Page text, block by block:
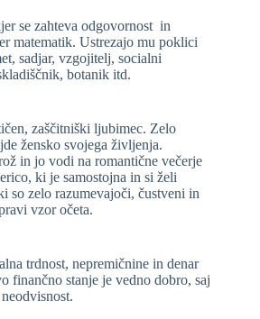
se zahteva odgovornost in
matematik. Ustrezajo mu poklici
sadjar, vzgojitelj, socialni
botanik itd.
zaščitniški ljubimec. Zelo
žensko svojega življenja.
in jo vodi na romantične večerje
ki je samostojna in si želi
so zelo razumevajoči, čustveni in
vzor očeta.
trdnost, nepremičnine in denar
finančno stanje je vedno dobro, saj